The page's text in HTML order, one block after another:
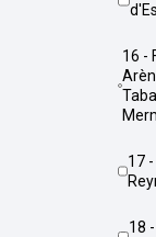
16 - Fontaine-Lestang /
17 - Mirail-Université /
18 - Lardenne / Pradettes /